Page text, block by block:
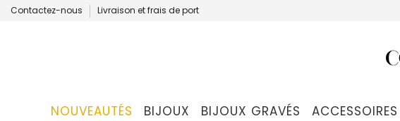
Contactez-nous Livraison et frais de port
NOUVEAUTÉS BIJOUX BIJOUX GRAVÉS ACCESSOIRES